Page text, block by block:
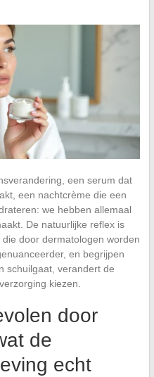
een serum dat
een nachtcrème die een
we hebben allemaal
De natuurlijke reflex is
door dermatologen worden
en begrijpen
schuilgaat, verandert de
kiezen.
door
de
echt